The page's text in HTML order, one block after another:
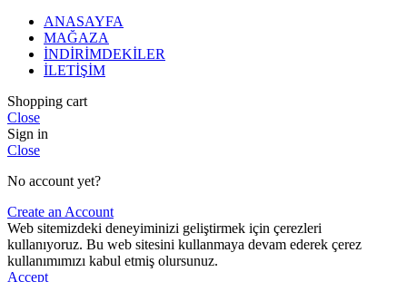
ANASAYFA
MAĞAZA
İNDİRİMDEKİLER
İLETİŞİM
Shopping cart
Close
Sign in
Close
No account yet?
Create an Account
Web sitemizdeki deneyiminizi geliştirmek için çerezleri
kullanıyoruz. Bu web sitesini kullanmaya devam ederek çerez
kullanımımızı kabul etmiş olursunuz.
Accept